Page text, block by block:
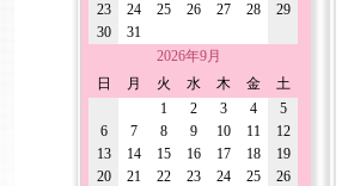
23
24 25 26 27 28
29
30
31
2026年9月
日
月 火 水 木 金
土
1
2 3 4
5
6
7 8 9 10 11
12
13
14 15 16 17 18
19
20
21 22 23 24 25
26